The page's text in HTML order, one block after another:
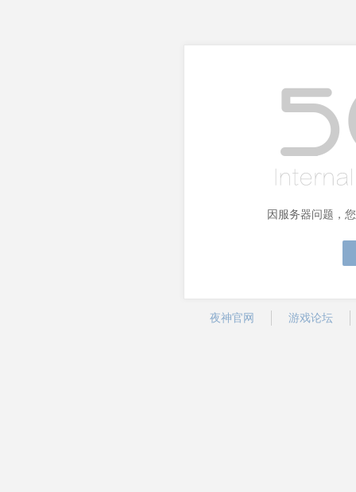
因服务器问题，
夜神官网 游戏论坛